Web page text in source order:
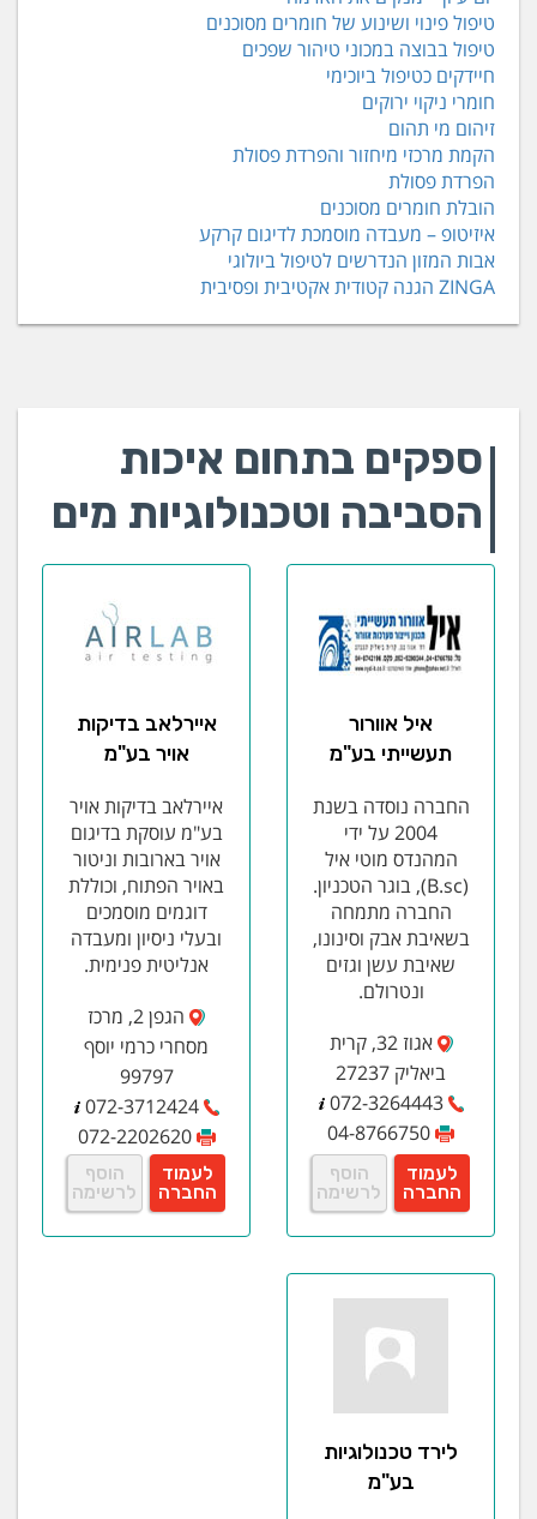
טיפול פינוי ושינוע של חומרים מסוכנים
טיפול בבוצה במכוני טיהור שפכים
חיידקים כטיפול ביוכימי
חומרי ניקוי ירוקים
זיהום מי תהום
הקמת מרכזי מיחזור והפרדת פסולת
הפרדת פסולת
הובלת חומרים מסוכנים
איזיטופ – מעבדה מוסמכת לדיגום קרקע
אבות המזון הנדרשים לטיפול ביולוגי
ZINGA הגנה קטודית אקטיבית ופסיבית
ספקים בתחום איכות
הסביבה וטכנולוגיות מים
איל אוורור
תעשייתי בע"מ
החברה נוסדה בשנת
2004 על ידי
המהנדס מוטי איל
(B.sc), בוגר הטכניון.
החברה מתמחה
בשאיבת אבק וסינונו,
שאיבת עשן וגזים
ונטרולם.
אגוז 32, קרית
ביאליק 27237
072-3264443
04-8766750
לעמוד
החברה
הוסף
לרשימה
איירלאב בדיקות
אויר בע"מ
איירלאב בדיקות אויר
בע"מ עוסקת בדיגום
אויר בארובות וניטור
באויר הפתוח, וכוללת
דוגמים מוסמכים
ובעלי ניסיון ומעבדה
אנליטית פנימית.
הגפן 2, מרכז
מסחרי כרמי יוסף
99797
072-3712424
072-2202620
לעמוד
החברה
הוסף
לרשימה
לירד טכנולוגיות
בע"מ